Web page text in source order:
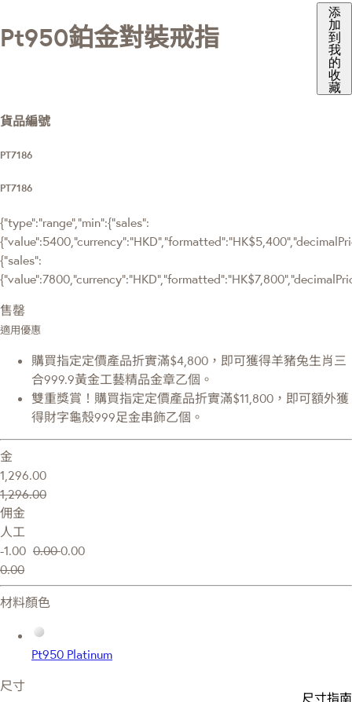
Pt950鉑金對裝戒指
添
加
到
我
的
收
藏
貨品編號
PT7186
PT7186
{"type":"range","min":{"sales":
{"sales":
售罄
適用優惠
購買指定定價產品折實滿$4,800，即可獲得羊豬兔生肖三
合999.9黃金工藝精品金章乙個。
雙重獎賞！購買指定定價產品折實滿$11,800，即可額外獲
得財字龜殼999足金串飾乙個。
金
1,296.00
1,296.00
佣金
人工
-1.00 0.000.00
0.00
材料顏色
Pt950 Platinum
尺寸
尺寸指南